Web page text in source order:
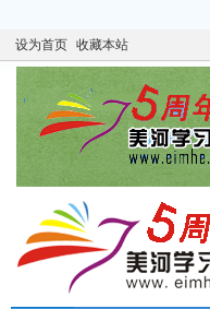
设为首页 收藏本站